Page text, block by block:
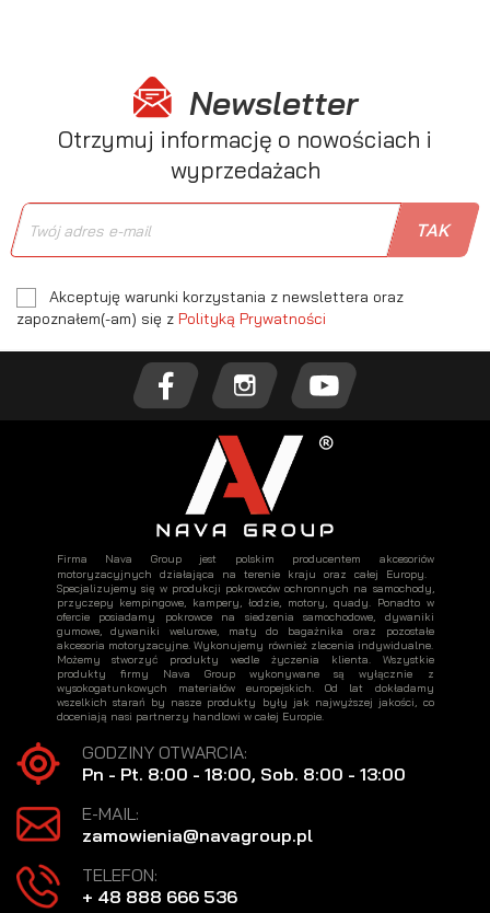
Newsletter
Otrzymuj informację o nowościach i
wyprzedażach
Akceptuję warunki korzystania z newslettera oraz
zapoznałem(-am) się z Polityką Prywatności
Firma Nava Group jest polskim producentem akcesoriów
motoryzacyjnych działająca na terenie kraju oraz całej Europy.
Specjalizujemy się w produkcji pokrowców ochronnych na samochody,
przyczepy kempingowe, kampery, łodzie, motory, quady. Ponadto w
ofercie posiadamy pokrowce na siedzenia samochodowe, dywaniki
gumowe, dywaniki welurowe, maty do bagażnika oraz pozostałe
akcesoria motoryzacyjne. Wykonujemy również zlecenia indywidualne.
Możemy stworzyć produkty wedle życzenia klienta. Wszystkie
produkty firmy Nava Group wykonywane są wyłącznie z
wysokogatunkowych materiałów europejskich. Od lat dokładamy
wszelkich starań by nasze produkty były jak najwyższej jakości, co
doceniają nasi partnerzy handlowi w całej Europie.
GODZINY OTWARCIA:
Pn - Pt. 8:00 - 18:00, Sob. 8:00 - 13:00
E-MAIL:
zamowienia@navagroup.pl
TELEFON:
+ 48 888 666 536